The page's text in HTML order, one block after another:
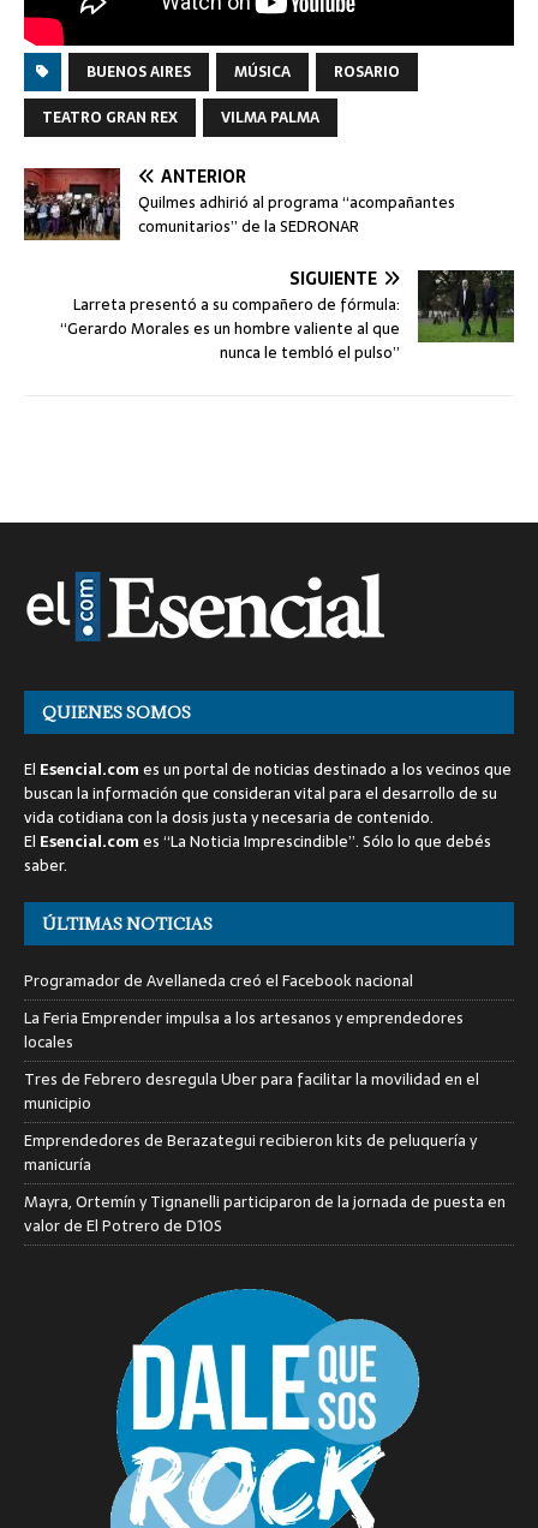
BUENOS AIRES MÚSICA
ROSARIO
TEATRO GRAN REX
VILMA PALMA
ANTERIOR
Quilmes adhirió al programa “acompañantes
comunitarios” de la SEDRONAR
SIGUIENTE
Larreta presentó a su compañero de fórmula:
“Gerardo Morales es un hombre valiente al que
nunca le tembló el pulso”
QUIENES SOMOS
El Esencial.comes un portal de noticias destinado a los vecinos que
buscan la información que consideran vital para el desarrollo de su
vida cotidiana con la dosis justa y necesaria de contenido.
El Esencial.comes “La Noticia Imprescindible”. Sólo lo que debés
saber.
ÚLTIMAS NOTICIAS
Programador de Avellaneda creó el Facebook nacional
La Feria Emprender impulsa a los artesanos y emprendedores
locales
Tres de Febrero desregula Uber para facilitar la movilidad en el
municipio
Emprendedores de Berazategui recibieron kits de peluquería y
manicuría
Mayra, Ortemín y Tignanelli participaron de la jornada de puesta en
valor de El Potrero de D10S